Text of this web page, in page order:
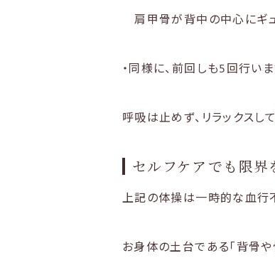
肩甲骨が背中の中心にギュ
・同様に、前回しも5回行いま
呼吸は止めず、リラックスし
セルフケアでも限
上記の体操は一時的な血行
お身体の土台である「背骨や